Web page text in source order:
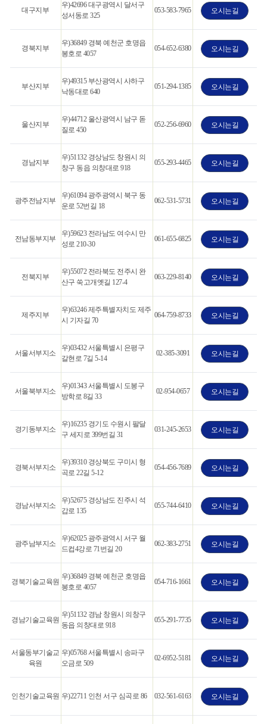
대구지부
우)42696 대구광역시 달서구
성서동로 325
053-583-7965 오시는길
경북지부
우)36849 경북 예천군 호명읍
봉호로 4057
054-652-6380 오시는길
부산지부
우)49315 부산광역시 사하구
낙동대로 640
051-294-1385 오시는길
울산지부
우)44712 울산광역시 남구 돋
질로 450
052-256-6960 오시는길
경남지부
우)51132 경상남도 창원시 의
창구 동읍 의창대로 918
055-293-4465 오시는길
광주전남지부
우)61094 광주광역시 북구 동
운로 52번길 18
062-531-5731 오시는길
전남동부지부
우)59623 전라남도 여수시 만
성로 210-30
061-655-6825 오시는길
전북지부
우)55072 전라북도 전주시 완
산구 쑥고개옛길 127-4
063-229-8140 오시는길
제주지부
우)63246 제주특별자치도 제주
시 기자길 70
064-759-8733 오시는길
서울서부지소
우)03432 서울특별시 은평구
갈현로 7길 5-14
02-385-3091 오시는길
서울북부지소
우)01343 서울특별시 도봉구
방학로 8길 33
02-954-0657 오시는길
경기동부지소
우)16235 경기도 수원시 팔달
구 세지로 399번길 31
031-245-2653 오시는길
경북서부지소
우)39310 경상북도 구미시 형
곡로 22길 5-12
054-456-7689 오시는길
경남서부지소
우)52675 경상남도 진주시 석
갑로 135
055-744-6410 오시는길
광주남부지소
우)62025 광주광역시 서구 월
드컵4강로 71번길 20
062-383-2751 오시는길
경북기술교육원
우)36849 경북 예천군 호명읍
봉호로 4057
054-716-1661 오시는길
경남기술교육원
우)51132 경남 창원시 의창구
동읍 의창대로 918
055-291-7735 오시는길
서울동부기술교
육원
우)05768 서울특별시 송파구
오금로 509
02-6952-5181 오시는길
인천기술교육원 우)22711 인천 서구 심곡로 86 032-561-6163 오시는길